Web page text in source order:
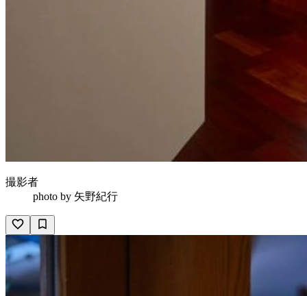
撮影者
photo by 矢野紀行